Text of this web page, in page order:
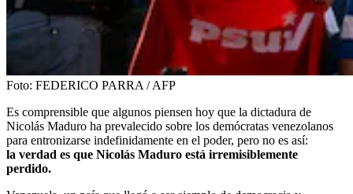
Foto: FEDERICO PARRA / AFP
Es comprensible que algunos piensen hoy que la dictadura de
Nicolás Maduro ha prevalecido sobre los demócratas venezolanos
para entronizarse indefinidamente en el poder, pero no es así:
la verdad es que Nicolás Maduro está irremisiblemente
perdido.